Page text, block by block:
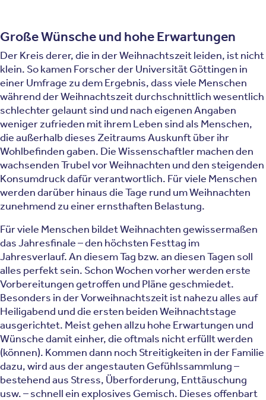
Große Wünsche und hohe Erwartungen
Der Kreis derer, die in der Weihnachtszeit leiden, ist nicht
klein. So kamen Forscher der Universität Göttingen in
einer Umfrage zu dem Ergebnis, dass viele Menschen
während der Weihnachtszeit durchschnittlich wesentlich
schlechter gelaunt sind und nach eigenen Angaben
weniger zufrieden mit ihrem Leben sind als Menschen,
die außerhalb dieses Zeitraums Auskunft über ihr
Wohlbefinden gaben. Die Wissenschaftler machen den
wachsenden Trubel vor Weihnachten und den steigenden
Konsumdruck dafür verantwortlich. Für viele Menschen
werden darüber hinaus die Tage rund um Weihnachten
zunehmend zu einer ernsthaften Belastung.
Für viele Menschen bildet Weihnachten gewissermaßen
das Jahresfinale – den höchsten Festtag im
Jahresverlauf. An diesem Tag bzw. an diesen Tagen soll
alles perfekt sein. Schon Wochen vorher werden erste
Vorbereitungen getroffen und Pläne geschmiedet.
Besonders in der Vorweihnachtszeit ist nahezu alles auf
Heiligabend und die ersten beiden Weihnachtstage
ausgerichtet. Meist gehen allzu hohe Erwartungen und
Wünsche damit einher, die oftmals nicht erfüllt werden
(können). Kommen dann noch Streitigkeiten in der Familie
dazu, wird aus der angestauten Gefühlssammlung –
bestehend aus Stress, Überforderung, Enttäuschung
usw. – schnell ein explosives Gemisch. Dieses offenbart